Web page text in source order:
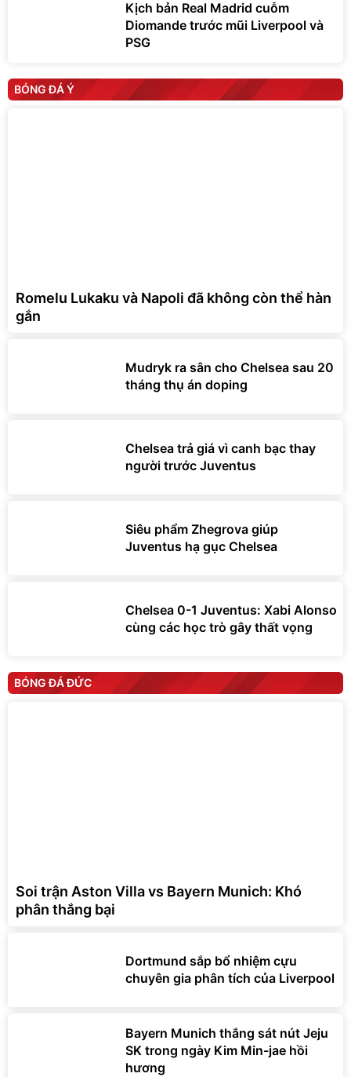
Kịch bản Real Madrid cuỗm
Diomande trước mũi Liverpool và
PSG
BÓNG ĐÁ Ý
Romelu Lukaku và Napoli đã không còn thể hàn
gắn
Mudryk ra sân cho Chelsea sau 20
tháng thụ án doping
Chelsea trả giá vì canh bạc thay
người trước Juventus
Siêu phẩm Zhegrova giúp
Juventus hạ gục Chelsea
Chelsea 0-1 Juventus: Xabi Alonso
cùng các học trò gây thất vọng
BÓNG ĐÁ ĐỨC
Soi trận Aston Villa vs Bayern Munich: Khó
phân thắng bại
Dortmund sắp bổ nhiệm cựu
chuyên gia phân tích của Liverpool
Bayern Munich thắng sát nút Jeju
SK trong ngày Kim Min-jae hồi
hương